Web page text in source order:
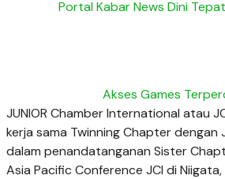
Portal Kabar News Dini
Akses Games
JUNIOR Chamber International atau
kerja sama Twinning Chapter dengan
dalam penandatanganan Sister
Asia Pacific Conference JCI di Niigata,